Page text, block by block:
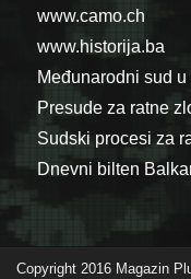
www.camo.ch
www.historija.ba
Međunarodni sud u
Presude za ratne
Sudski procesi za
Dnevni bilten
Copyright 2016 Magazin